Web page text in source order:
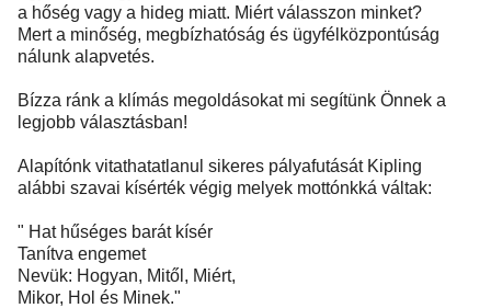
a hőség vagy a hideg miatt. Miért válasszon minket?
Mert a minőség, megbízhatóság és ügyfélközpontúság
nálunk alapvetés.
Bízza ránk a klímás megoldásokat mi segítünk Önnek a
legjobb választásban!
Alapítónk vitathatatlanul sikeres pályafutását Kipling
alábbi szavai kísérték végig melyek mottónkká váltak:
" Hat hűséges barát kísér
Tanítva engemet
Nevük: Hogyan, Mitől, Miért,
Mikor, Hol és Minek."